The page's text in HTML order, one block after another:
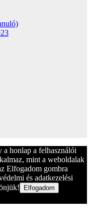
honlap a felhasználói
mint a weboldalak
Elfogadom gombra
és adatkezelési
Elfogadom